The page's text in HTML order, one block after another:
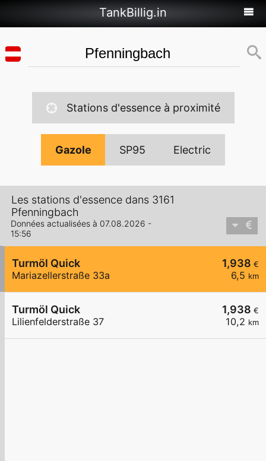
TankBillig.in
Stations d'essence à proximité
Gazole SP95 Electric
Les stations d'essence dans 3161
Pfenningbach
Données actualisées à 07.08.2026 -
15:56
1,938 €
6,5 km
Turmöl Quick
Mariazellerstraße 33a
1,938 €
10,2 km
Turmöl Quick
Lilienfelderstraße 37